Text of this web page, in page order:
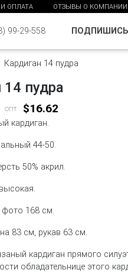
ОПЛАТА ОТЗЫВЫ О КОМПАНИИ
99-29-558
Кардиган 14 пудра
14 пудра
опт $16.62
кардиган.
44-50.
50% акрил.
фото 168 см.
83 см, рукав 63 см.
кардиган прямого
обладательнице этого